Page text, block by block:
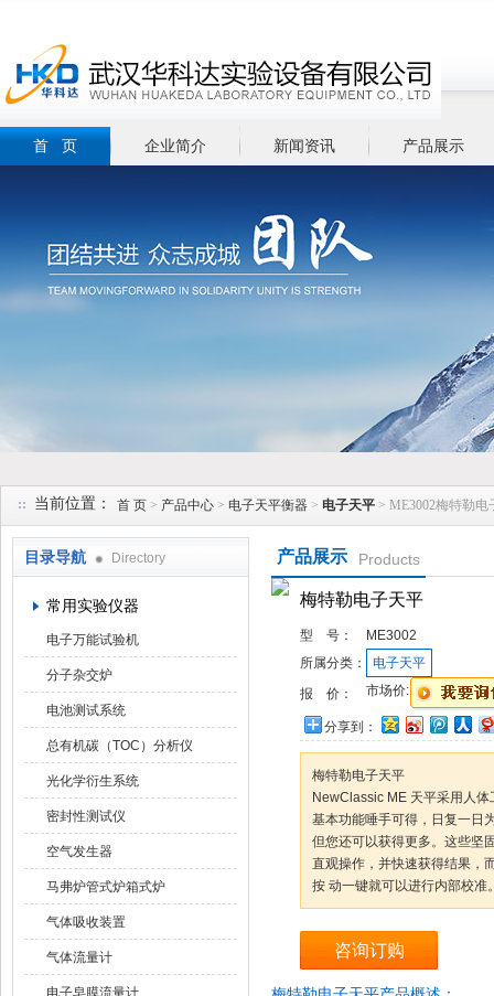
首 页 企业简介 新闻资讯 产品展示
当前位置： 首 页 > 产品中心 > 电子天平衡器 > 电子天平 > ME3002梅特勒电
目录导航 Directory
常用实验仪器
电子万能试验机
分子杂交炉
电池测试系统
总有机碳（TOC）分析仪
光化学衍生系统
密封性测试仪
空气发生器
马弗炉管式炉箱式炉
气体吸收装置
气体流量计
电子皂膜流量计
产品展示 Products
梅特勒电子天平
型 号：
ME3002
所属分类：
电子天平
报 价：
市场价:
分享到：
梅特勒电子天平
NewClassic ME 天平采用人
基本功能唾手可得，日复一日
但您还可以获得更多。这些坚
直观操作，并快速获得结果，
按 动一键就可以进行内部校准
咨询订购